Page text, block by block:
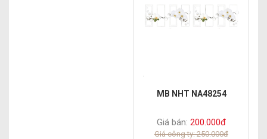
MB NHT NA48254
Giá bán: 200.000đ
Giá công ty: 250.000đ